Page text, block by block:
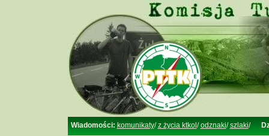
Wiadomości: komunikaty/z życia ktkol /odznaki/szlaki/